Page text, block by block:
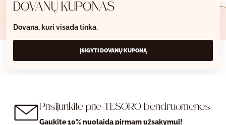
DOVANŲ KUPONAS
Dovana, kuri visada tinka.
ĮSIGYTI DOVANŲ KUPONĄ
Prisijunkite prie TESORO bendruomenės
Gaukite 10% nuolaidą pirmam užsakymui!